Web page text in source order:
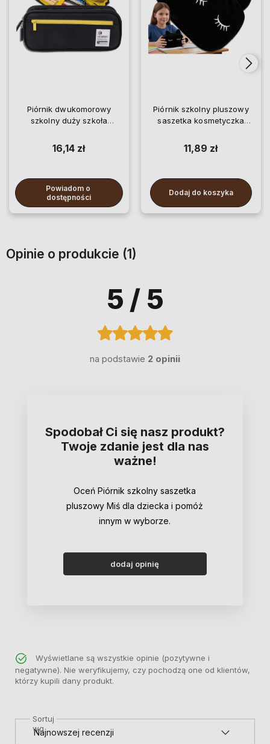
Piórnik dwukomorowy
szkolny duży szkoła
16,14 zł
Powiadom o
dostępności
Piórnik szkolny pluszowy
saszetka kosmetyczka
11,89 zł
Dodaj do koszyka
Opinie o produkcie (1)
5 / 5
na podstawie 2 opinii
Spodobał Ci się nasz produkt?
Twoje zdanie jest dla nas
ważne!
Oceń Piórnik szkolny saszetka
pluszowy Miś dla dziecka i pomóż
innym w wyborze.
dodaj opinię
Wyświetlane są wszystkie opinie (pozytywne i
negatywne). Nie weryfikujemy, czy pochodzą one od klientów,
którzy kupili dany produkt.
Sortuj
wg